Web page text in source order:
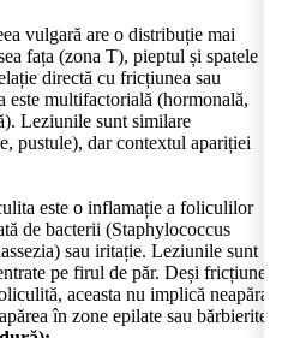
vulgară are o distribuție mai
fața (zona T), pieptul și spatele
directă cu fricțiunea sau
este multifactorială (hormonală,
Leziunile sunt similare
pustule), dar contextul apariției
este o inflamație a foliculilor
de bacterii (Staphylococcus
sau iritație. Leziunile sunt
pe firul de păr. Deși fricțiunea
aceasta nu implică neapărat
în zone epilate sau bărbierite.